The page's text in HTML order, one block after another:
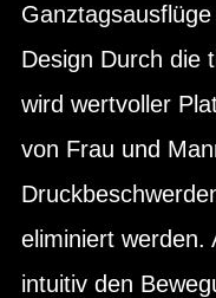
Design Durch die
wird wertvoller
von Frau und
eliminiert werden.
intuitiv den